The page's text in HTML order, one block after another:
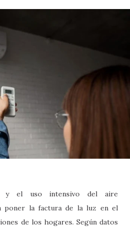
y el uso intensivo del aire
poner la factura de la luz en el
de los hogares. Según datos